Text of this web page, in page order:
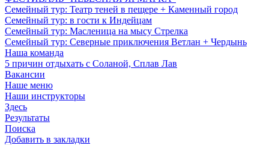
Семейный тур: Театр теней в пещере + Каменный город
Семейный тур: в гости к Индейцам
Семейный тур: Масленица на мысу Стрелка
Семейный тур: Северные приключения Ветлан + Чердынь
Наша команда
5 причин отдыхать с Соланой, Сплав Лав
Вакансии
Наше меню
Наши инструкторы
Здесь
Результаты
Поиска
Добавить в закладки